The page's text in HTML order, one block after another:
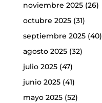
noviembre 2025(26)
octubre 2025(31)
septiembre 2025(40)
agosto 2025(32)
julio 2025(47)
junio 2025(41)
mayo 2025(52)